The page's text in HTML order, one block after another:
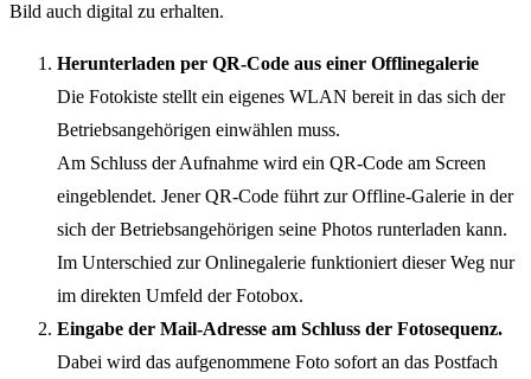
Bild auch digital zu erhalten.
Herunterladen per QR-Code aus einer Offlinegalerie
Die Fotokiste stellt ein eigenes WLAN bereit in das sich der
Betriebsangehörigen einwählen muss.
Am Schluss der Aufnahme wird ein QR-Code am Screen
eingeblendet. Jener QR-Code führt zur Offline-Galerie in der
sich der Betriebsangehörigen seine Photos runterladen kann.
Im Unterschied zur Onlinegalerie funktioniert dieser Weg nur
im direkten Umfeld der Fotobox.
Eingabe der Mail-Adresse am Schluss der Fotosequenz.
Dabei wird das aufgenommene Foto sofort an das Postfach